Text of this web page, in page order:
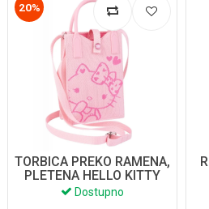
20%
TORBICA PREKO RAMENA,
PLETENA HELLO KITTY
F147025
Dostupno